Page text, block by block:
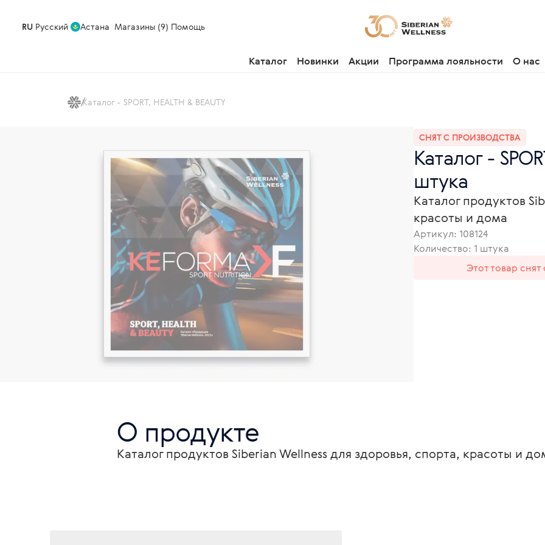
RU Русский Астана Магазины (9) Помощь
Каталог Новинки Акции Программа лояльности О нас
Каталог - SPORT, HEALTH & BEAUTY
СНЯТ С ПРОИЗВОДСТВА
Каталог -
штука
Каталог продуктов
красоты и дома
Артикул: 108124
Количество: 1 штука
Этот товар
О продукте
Каталог продуктов Siberian Wellness для здоровья, спорта, красоты и